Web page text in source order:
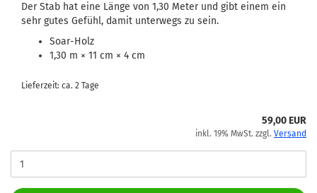
Der Stab hat eine Länge von 1,30 Meter und gibt einem ein
sehr gutes Gefühl, damit unterwegs zu sein.
Soar-Holz
1,30 m × 11 cm × 4 cm
Lieferzeit: ca. 2 Tage
59,00 EUR
inkl. 19% MwSt. zzgl. Versand